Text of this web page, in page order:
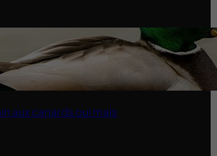
aux canards oui mais